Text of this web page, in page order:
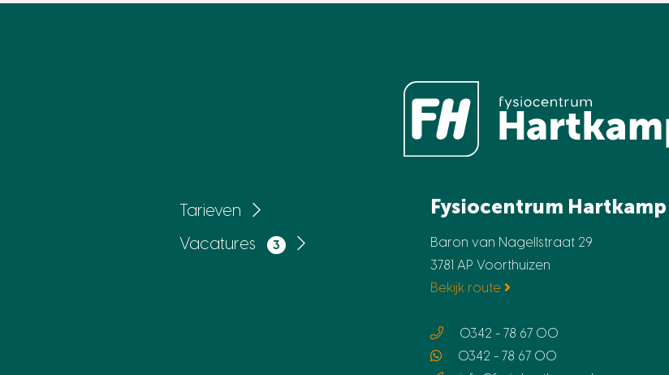
Tarieven
Vacatures
3
Fysiocentrum Hartkamp
Baron van Nagellstraat 29
3781 AP Voorthuizen
Bekijk route
0342 - 78 67 00
0342 - 78 67 00